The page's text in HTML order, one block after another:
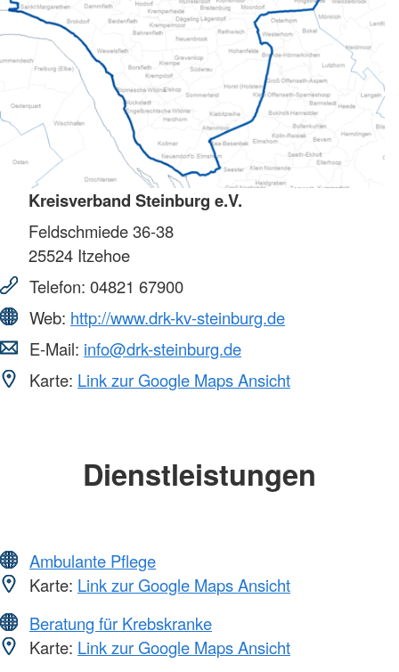
Kreisverband Steinburg e.V.
Feldschmiede 36-38
25524 Itzehoe
Telefon: 04821 67900
Web: http://www.drk-kv-steinburg.de
E-Mail: info@drk-steinburg.de
Karte: Link zur Google Maps Ansicht
Dienstleistungen
Ambulante Pflege
Karte: Link zur Google Maps Ansicht
Beratung für Krebskranke
Karte: Link zur Google Maps Ansicht